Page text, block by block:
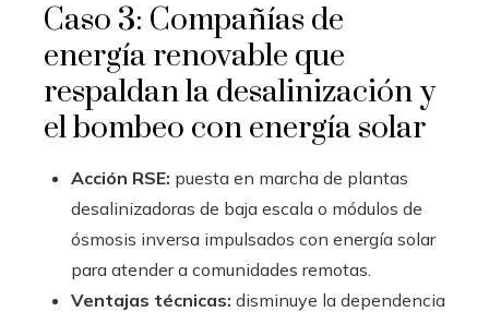
Caso 3: Compañías de
energía renovable que
respaldan la desalinización y
el bombeo con energía solar
Acción RSE: puesta en marcha de plantas
desalinizadoras de baja escala o módulos de
ósmosis inversa impulsados con energía solar
para atender a comunidades remotas.
Ventajas técnicas: disminuye la dependencia